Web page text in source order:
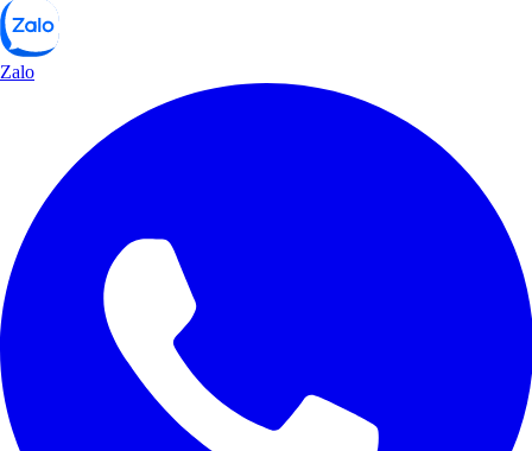
Zalo